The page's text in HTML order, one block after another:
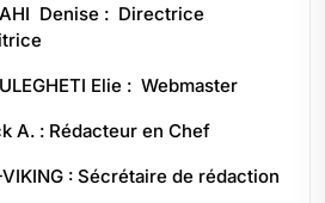
Denise : Directrice
Elie : Webmaster
A. : Rédacteur en Chef
VIKING : Sécrétaire de rédaction